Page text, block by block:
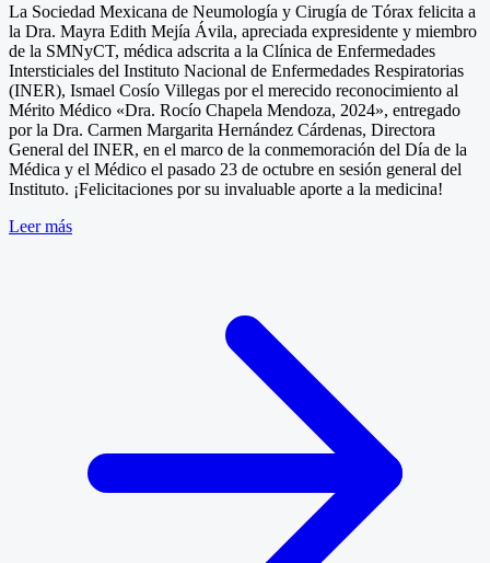
La Sociedad Mexicana de Neumología y Cirugía de Tórax felicita a
la Dra. Mayra Edith Mejía Ávila, apreciada expresidente y miembro
de la SMNyCT, médica adscrita a la Clínica de Enfermedades
Intersticiales del Instituto Nacional de Enfermedades Respiratorias
(INER), Ismael Cosío Villegas por el merecido reconocimiento al
Mérito Médico «Dra. Rocío Chapela Mendoza, 2024», entregado
por la Dra. Carmen Margarita Hernández Cárdenas, Directora
General del INER, en el marco de la conmemoración del Día de la
Médica y el Médico el pasado 23 de octubre en sesión general del
Instituto. ¡Felicitaciones por su invaluable aporte a la medicina!
Leer más